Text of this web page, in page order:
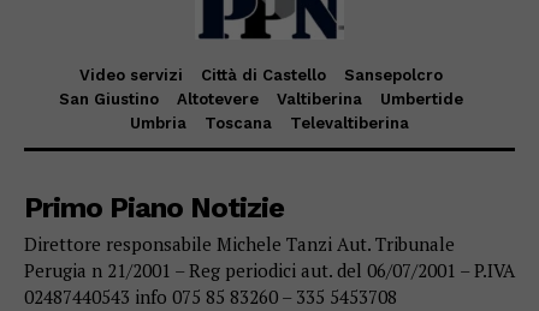
Video servizi Città di Castello
Sansepolcro
San Giustino
Altotevere Valtiberina
Umbertide
Umbria
Toscana Televaltiberina
Primo Piano Notizie
Direttore responsabile Michele Tanzi Aut. Tribunale
Perugia n 21/2001 – Reg periodici aut. del 06/07/2001 – P.IVA
02487440543 info 075 85 83260 – 335 5453708